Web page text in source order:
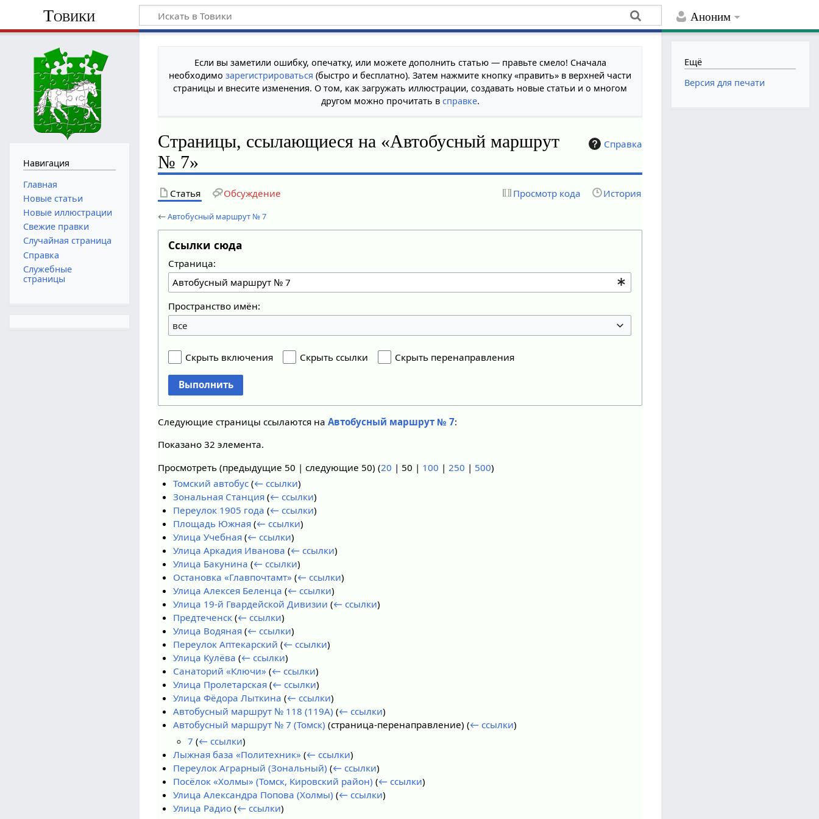
Аноним
Товики
Если вы заметили ошибку, опечатку, или можете дополнить статью — правьте смело! Сначала
необходимозарегистрироваться (быстро и бесплатно). Затем нажмите кнопку «править» в верхней части
страницы и внесите изменения. О том, как загружать иллюстрации, создавать новые статьи и о многом
другом можно прочитать в справке.
Справка
Страницы, ссылающиеся на «Автобусный маршрут
№ 7»
Статья Обсуждение Просмотр кода История
←Автобусный маршрут № 7
Ссылки сюда
Страница:
Пространство имён:
все
Скрыть включения Скрыть ссылки Скрыть перенаправления
Выполнить
Следующие страницы ссылаются наАвтобусный маршрут № 7:
Показано 32 элемента.
Просмотреть (предыдущие 50 |следующие 50) (20 | 50 | 100 | 250 | 500)
Томский автобус (← ссылки)
Зональная Станция (← ссылки)
Переулок 1905 года (← ссылки)
Площадь Южная (← ссылки)
Улица Учебная (← ссылки)
Улица Аркадия Иванова (← ссылки)
Улица Бакунина (← ссылки)
Остановка «Главпочтамт» (← ссылки)
Улица Алексея Беленца (← ссылки)
Улица 19-й Гвардейской Дивизии (← ссылки)
Предтеченск (← ссылки)
Улица Водяная (← ссылки)
Переулок Аптекарский (← ссылки)
Улица Кулёва (← ссылки)
Санаторий «Ключи» (← ссылки)
Улица Пролетарская (← ссылки)
Улица Фёдора Лыткина (← ссылки)
Автобусный маршрут № 118 (119А) (← ссылки)
Автобусный маршрут № 7 (Томск) (страница-перенаправление) (← ссылки)
7 (← ссылки)
Лыжная база «Политехник» (← ссылки)
Переулок Аграрный (Зональный) (← ссылки)
Посёлок «Холмы» (Томск, Кировский район) (← ссылки)
Улица Александра Попова (Холмы) (← ссылки)
Улица Радио (← ссылки)
Навигация
Главная
Новые статьи
Новые иллюстрации
Свежие правки
Случайная страница
Справка
Служебные
страницы
Ещё
Версия для печати